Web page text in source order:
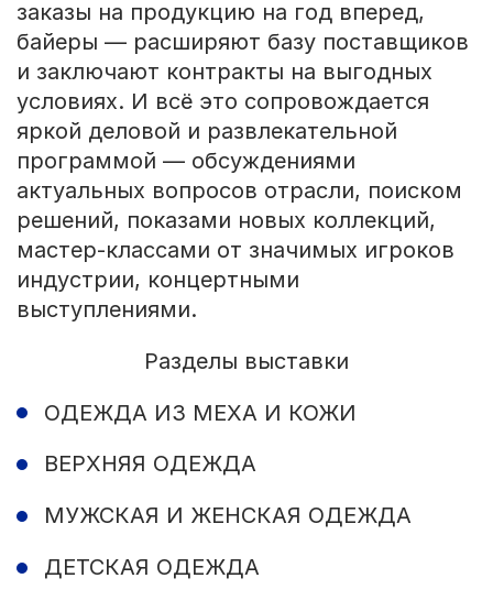
заказы на продукцию на год вперед,
байеры — расширяют базу поставщиков
и заключают контракты на выгодных
условиях. И всё это сопровождается
яркой деловой и развлекательной
программой — обсуждениями
актуальных вопросов отрасли, поиском
решений, показами новых коллекций,
мастер-классами от значимых игроков
индустрии, концертными
выступлениями.
Разделы выставки
ОДЕЖДА ИЗ МЕХА И КОЖИ
ВЕРХНЯЯ ОДЕЖДА
МУЖСКАЯ И ЖЕНСКАЯ ОДЕЖДА
ДЕТСКАЯ ОДЕЖДА